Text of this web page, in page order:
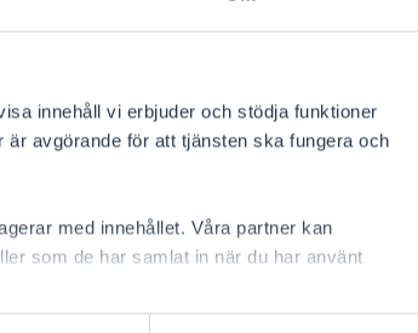
innehåll vi erbjuder och stödja funktioner
avgörande för att tjänsten ska fungera och
med innehållet. Våra partner kan
som de har samlat in när du har använt
Tillståndsvillkor